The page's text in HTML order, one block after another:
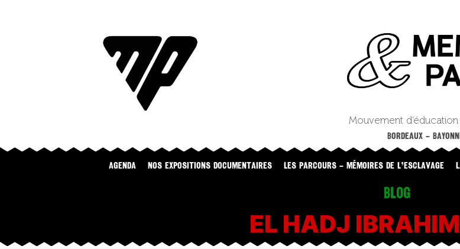
Mouvement
BORDEAUX –
Agenda NOS EXPOSITIONS DOCUMENTAIRES LES PARCOURS – MÉMOIRES DE L’ESCLAVAGE
Blog
EL HADJ